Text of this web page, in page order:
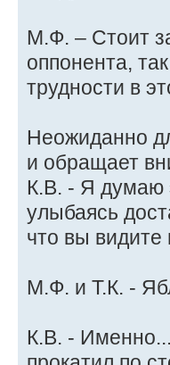
М.Ф. – Стоит
оппонента,
трудности в
Неожиданно
и обращает
К.В. - Я думаю
улыбаясь
что вы видите
М.Ф. и Т.К. -
К.В. -